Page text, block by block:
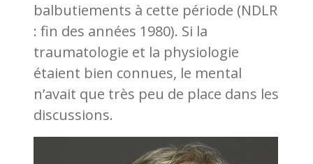
balbutiements à cette période (NDLR
: fin des années 1980). Si la
traumatologie et la physiologie
étaient bien connues, le mental
n’avait que très peu de place dans les
discussions.